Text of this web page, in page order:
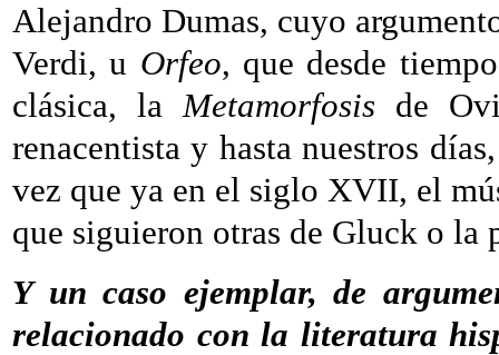
Alejandro Dumas, cuyo
Verdi, u Orfeo, que desde
clásica, laMetamorfosis de
renacentista y hasta nuestros
vez que ya en el siglo XVII, el
que siguieron otras de Gluck o la
Y un caso ejemplar, de
relacionado con la literatura